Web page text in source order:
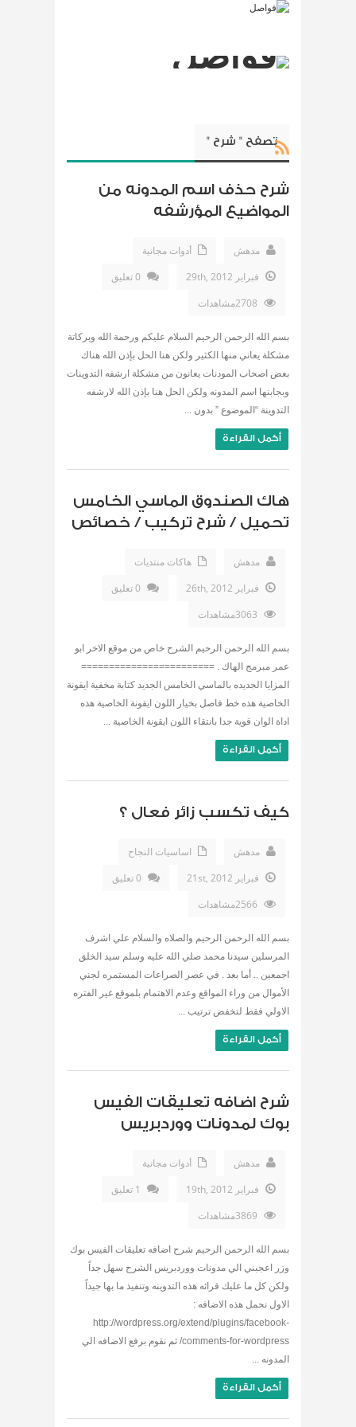
تصفح " شرح "
شرح حذف اسم المدونه من
المواضيع المؤرشفه
مدهش
أدوات مجانية
فبراير 29th, 2012
0 تعليق
بسم الله الرحمن الرحيم السلام عليكم ورحمة الله وبركاتة
مشكلة يعاني منها الكثير ولكن هنا الحل بإذن الله هناك
بعض اصحاب المودنات يعانون من مشكلة ارشفه التدوينات
وبجابنها اسم المدونه ولكن الحل هنا بإذن الله لارشفه
التدوينة “الموضوع ” بدون ...
أكمل القراءة
هاك الصندوق الماسي الخامس
تحميل / شرح تركيب / خصائص
مدهش
هاكات منتديات
فبراير 26th, 2012
0 تعليق
بسم الله الرحمن الرحيم الشرح خاص من موقع الاخر ابو
عمر مبرمج الهاك . ========================
المزايا الجديده بالماسي الخامس الجديد كتابة مخفية ايقونة
الخاصية هذه خط فاصل بخيار اللون ايقونة الخاصية هذه
اداة الوان قوية جدا بانتقاء اللون ايقونة الخاصية ...
أكمل القراءة
كيف تكسب زائر فعال ؟
مدهش
اساسيات النجاح
فبراير 21st, 2012
0 تعليق
بسم الله الرحمن الرحيم والصلاه والسلام علي اشرف
المرسلين سيدنا محمد صلي الله عليه وسلم سيد الخلق
اجمعين .. أما بعد . في عصر الصراعات المستمره لجني
الأموال من وراء المواقع وعدم الاهتمام بلموقع غير الفتره
الاولي فقط لتخفض ترتيب ...
أكمل القراءة
شرح اضافه تعليقات الفيس
بوك لمدونات ووردبريس
مدهش
أدوات مجانية
فبراير 19th, 2012
1 تعليق
بسم الله الرحمن الرحيم شرح اضافه تعليقات الفيس بوك
وزر اعجبني الي مدونات ووردبريس الشرح سهل جداً
ولكن كل ما عليك قرائه هذه التدوينه وتنفيذ ما بها جيداً
الاول نحمل هذه الاضافه :
http://wordpress.org/extend/plugins/facebook-
comments-for-wordpress/ ثم نقوم برفع الاضافه الي
المدونه ...
أكمل القراءة